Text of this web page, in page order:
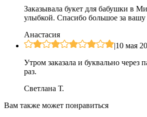
Заказывала букет для бабушки в
улыбкой. Спасибо большое за вашу
Анастасия
|10 мая
Утром заказала и буквально
раз.
Светлана Т.
Вам также может понравиться